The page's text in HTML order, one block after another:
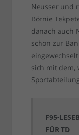
Neusser und
Börnie
danach auch
schon zur
sich mit dem,
F95-
FÜR TD